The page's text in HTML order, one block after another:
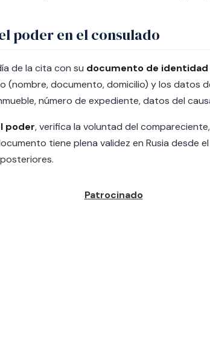
poder en el consulado
de la cita con su documento de
(nombre, documento, domicilio) y los datos
número de expediente, datos del
poder, verifica la voluntad del
tiene plena validez en Rusia desde